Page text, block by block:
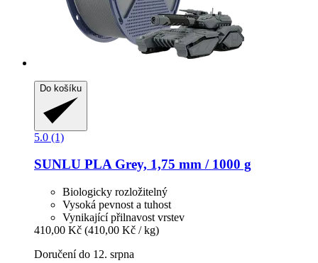
Do košíku
5.0 (1)
SUNLU PLA Grey, 1,75 mm / 1000 g
Biologicky rozložitelný
Vysoká pevnost a tuhost
Vynikající přilnavost vrstev
410,00 Kč (410,00 Kč / kg)
Doručení do 12. srpna